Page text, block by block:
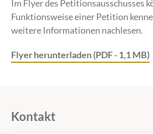
Im Flyer des Petitionsausschusses
Funktionsweise einer Petition
weitere Informationen nachlesen.
Flyer herunterladen (PDF - 1,1 MB)
Kontakt